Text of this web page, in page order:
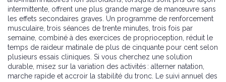
intermittente, offrent une plus grande marge de manœuvre sans
les effets secondaires graves. Un programme de renforcement
musculaire, trois séances de trente minutes, trois fois par
semaine, combiné à des exercices de proprioception, réduit le
temps de raideur matinale de plus de cinquante pour cent selon
plusieurs essais cliniques. Si vous cherchez une solution
durable, misez sur la variation des activités : alterner natation,
marche rapide et accroir la stabilité du tronc. Le suivi annuel des